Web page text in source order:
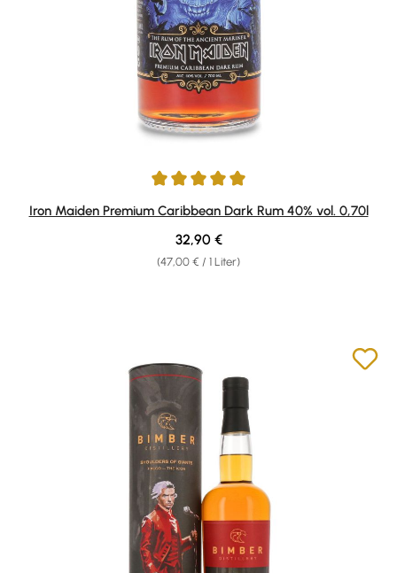
Durchschnittliche Bewertung von 5 von 5 Sternen
Iron Maiden Premium Caribbean Dark Rum 40% vol. 0,70l
(47,00 € / 1 Liter)
Regulärer Preis:
32,90 €